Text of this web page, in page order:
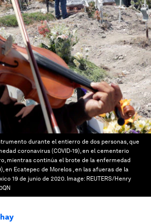
durante el entierro de dos personas, que
coronavirus (COVID-19), en el cementerio
mientras continúa el brote de la enfermedad
en Ecatepec de Morelos , en las afueras de la
19 de junio de 2020. Image: REUTERS/Henry